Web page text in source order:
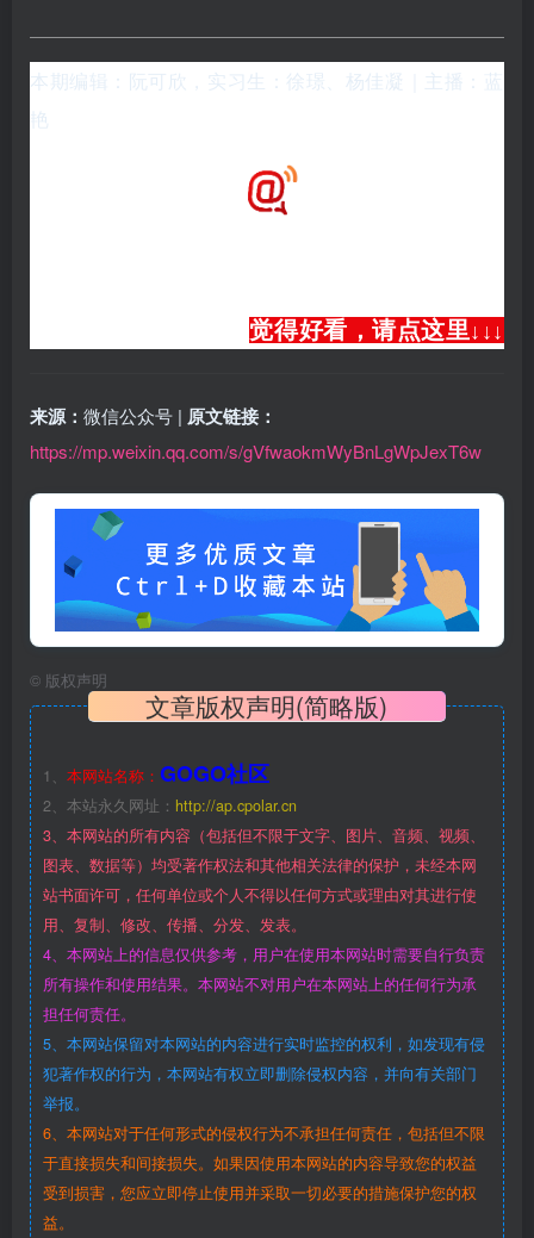
本期编辑：阮可欣，实习生： 徐璟、 杨佳凝
｜主播：蓝
艳
觉得好看，请点这里↓ ↓ ↓
来源： 微信公众号 | 原文链接：
https://mp.weixin.qq.com/s/gVfwaokmWyBnLgWpJexT6w
© 版权声明
文章版权声明(简略版)
1、 本网站名称： GOGO社区
2、本站永久网址： http://ap.cpolar.cn
3、本网站的所有内容（包括但不限于文字、图片、音频、视频、
图表、数据等）均受著作权法和其他相关法律的保护，未经本网
站书面许可，任何单位或个人不得以任何方式或理由对其进行使
用、复制、修改、传播、分发、发表。
4、本网站上的信息仅供参考，用户在使用本网站时需要自行负责
所有操作和使用结果。本网站不对用户在本网站上的任何行为承
担任何责任。
5、本网站保留对本网站的内容进行实时监控的权利，如发现有侵
犯著作权的行为，本网站有权立即删除侵权内容，并向有关部门
举报。
6、本网站对于任何形式的侵权行为不承担任何责任，包括但不限
于直接损失和间接损失。如果因使用本网站的内容导致您的权益
受到损害，您应立即停止使用并采取一切必要的措施保护您的权
益。